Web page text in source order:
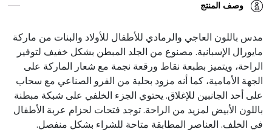
وصف المنتج
مدس باللون العاجي والرمادي للأطفال للأولاد والبنات من ماركة
مايورال الإسبانية. مصنوع من الجلد المبطن بشكل خفيف لتوفير
الراحة، ويتميز بطبعة نقاط ورقعة نجمة مع شعار الماركة على
الجهة الأمامية، كما أنه مزود بحلية من الفرو الصناعي مع سحاب
على أحد الجانبين للإغلاق. يحتوي الجزء الخلفي على شبكة مبطنة
باللون الأبيض لمزيد من الراحة. توجد فتحات لحزام عربة الأطفال
في الخلف. العناصر المطابقة متاحة للشراء بشكل منفصل.